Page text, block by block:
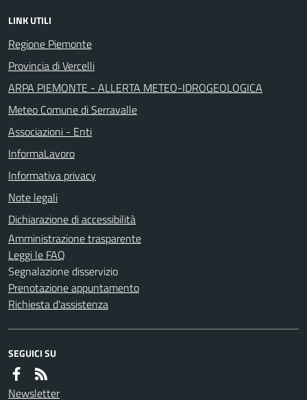
LINK UTILI
Regione Piemonte
Provincia di Vercelli
ARPA PIEMONTE - ALLERTA METEO-IDROGEOLOGICA
Meteo Comune di Serravalle
Associazioni - Enti
InformaLavoro
Informativa privacy
Note legali
Dichiarazione di accessibilità
Amministrazione trasparente
Leggi le FAQ
Segnalazione disservizio
Prenotazione appuntamento
Richiesta d'assistenza
SEGUICI SU
Newsletter